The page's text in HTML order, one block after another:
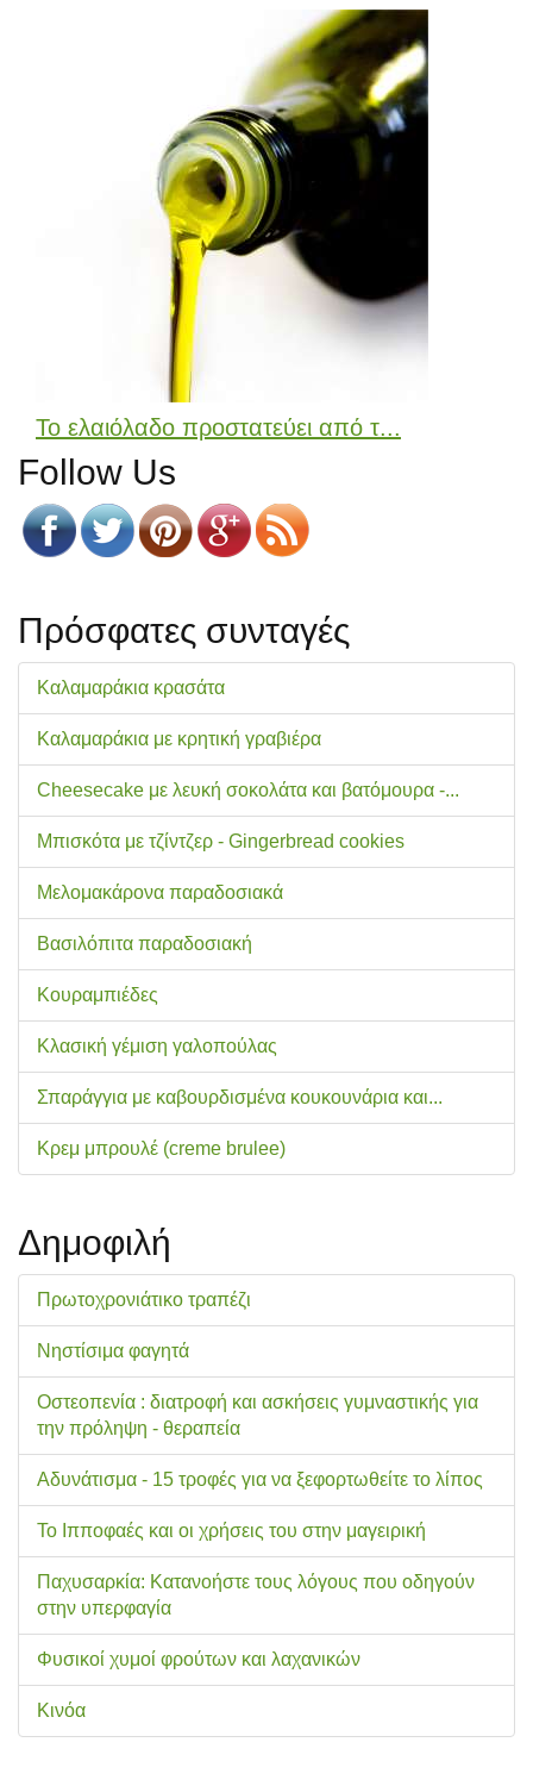
Το ελαιόλαδο προστατεύει από τ...
Follow Us
Πρόσφατες συνταγές
Καλαμαράκια κρασάτα
Καλαμαράκια με κρητική γραβιέρα
Cheesecake με λευκή σοκολάτα και βατόμουρα -...
Μπισκότα με τζίντζερ - Gingerbread cookies
Μελομακάρονα παραδοσιακά
Βασιλόπιτα παραδοσιακή
Κουραμπιέδες
Κλασική γέμιση γαλοπούλας
Σπαράγγια με καβουρδισμένα κουκουνάρια και...
Κρεμ μπρουλέ (creme brulee)
Δημοφιλή
Πρωτοχρονιάτικο τραπέζι
Νηστίσιμα φαγητά
Οστεοπενία : διατροφή και ασκήσεις γυμναστικής για
την πρόληψη - θεραπεία
Αδυνάτισμα - 15 τροφές για να ξεφορτωθείτε το λίπος
Το Ιπποφαές και οι χρήσεις του στην μαγειρική
Παχυσαρκία: Κατανοήστε τους λόγους που οδηγούν
στην υπερφαγία
Φυσικοί χυμοί φρούτων και λαχανικών
Κινόα